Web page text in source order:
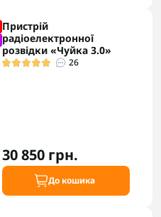
Пристрій
радіоелектронної
розвідки «Чуйка 3.0»
26
30 850 грн.
До кошика